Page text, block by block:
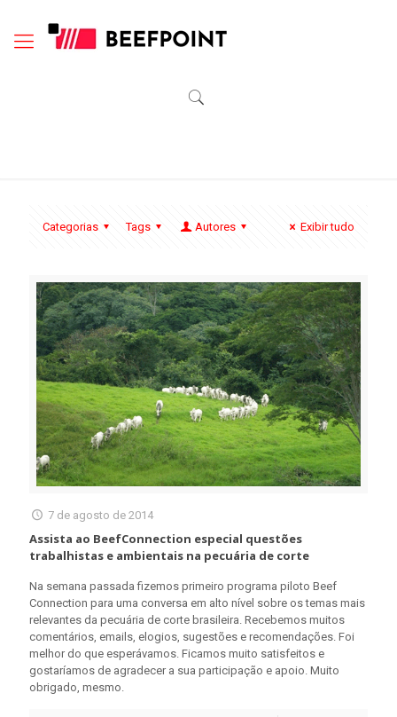
Categorias Tags Autores Exibir tudo
7 de agosto de 2014
Assista ao BeefConnection especial questões
trabalhistas e ambientais na pecuária de corte
Na semana passada fizemos primeiro programa piloto Beef
Connection para uma conversa em alto nível sobre os temas mais
relevantes da pecuária de corte brasileira. Recebemos muitos
comentários, emails, elogios, sugestões e recomendações. Foi
melhor do que esperávamos. Ficamos muito satisfeitos e
gostaríamos de agradecer a sua participação e apoio. Muito
obrigado, mesmo.